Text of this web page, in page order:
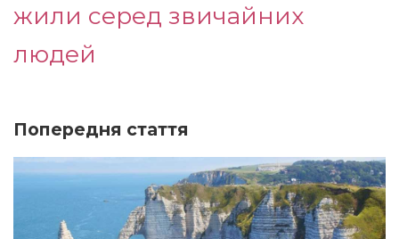
жили серед звичайних
людей
Попередня стаття